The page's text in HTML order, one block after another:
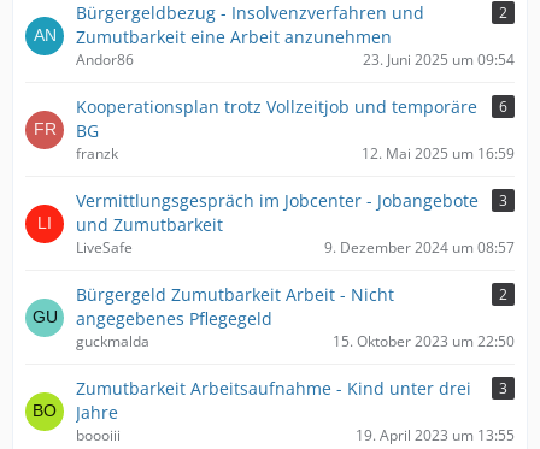
Bürgergeldbezug - Insolvenzverfahren und
Zumutbarkeit eine Arbeit anzunehmen
2
Andor86 23. Juni 2025 um 09:54
Kooperationsplan trotz Vollzeitjob und temporäre
BG
6
franzk 12. Mai 2025 um 16:59
Vermittlungsgespräch im Jobcenter - Jobangebote
und Zumutbarkeit
3
LiveSafe 9. Dezember 2024 um 08:57
Bürgergeld Zumutbarkeit Arbeit - Nicht
angegebenes Pflegegeld
2
guckmalda 15. Oktober 2023 um 22:50
Zumutbarkeit Arbeitsaufnahme - Kind unter drei
Jahre
3
boooiii 19. April 2023 um 13:55